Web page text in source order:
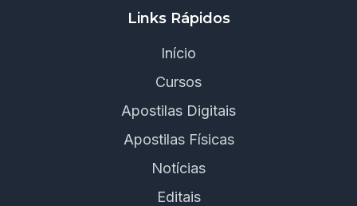
Links Rápidos
Início
Cursos
Apostilas Digitais
Apostilas Físicas
Notícias
Editais